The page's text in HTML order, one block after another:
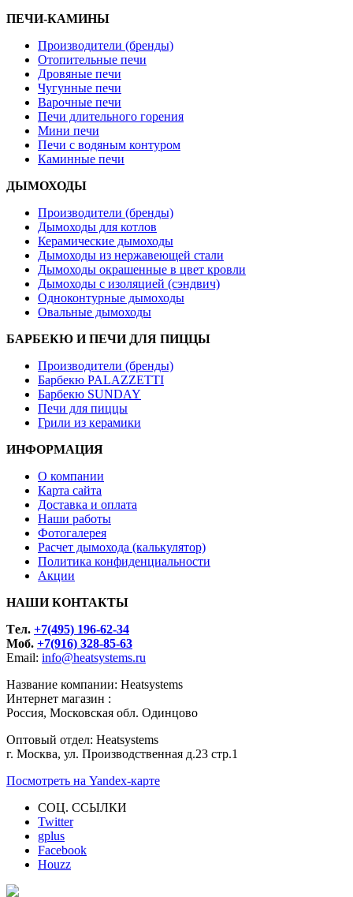
ПЕЧИ-КАМИНЫ
Производители (бренды)
Отопительные печи
Дровяные печи
Чугунные печи
Варочные печи
Печи длительного горения
Мини печи
Печи с водяным контуром
Каминные печи
ДЫМОХОДЫ
Производители (бренды)
Дымоходы для котлов
Керамические дымоходы
Дымоходы из нержавеющей стали
Дымоходы окрашенные в цвет кровли
Дымоходы с изоляцией (сэндвич)
Одноконтурные дымоходы
Овальные дымоходы
БАРБЕКЮ И ПЕЧИ ДЛЯ ПИЦЦЫ
Производители (бренды)
Барбекю PALAZZETTI
Барбекю SUNDAY
Печи для пиццы
Грили из керамики
ИНФОРМАЦИЯ
О компании
Карта сайта
Доставка и оплата
Наши работы
Фотогалерея
Расчет дымохода (калькулятор)
Политика конфиденциальности
Акции
НАШИ КОНТАКТЫ
Tел. +7(495) 196-62-34
Моб. +7(916) 328-85-63
Email: info@heatsystems.ru
Название компании: Heatsystems
Интернет магазин :
Россия, Московская обл. Одинцово
Оптовый отдел: Heatsystems
г. Москва, ул. Производственная д.23 стр.1
Посмотреть на Yandex-карте
СОЦ. ССЫЛКИ
Twitter
gplus
Facebook
Houzz